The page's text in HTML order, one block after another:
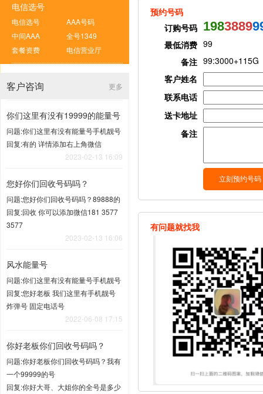
电信选号
电信选号
AAA号码
中间AAA
全号1349
套餐资费
电信营业厅
更多
客户咨询
你们这里有没有19999的能量号
问题:你们这里有没有能量号手机靓号
回复:有的 详情添加右上角微信
2023-02-13 16:09
您好你们回收号码吗？
问题:您好你们回收号码吗？89888的
回复:回收 你可以添加微信181 3577
3577
2023-02-13 16:06
风水能量号
问题:你们这里有没有能量号手机靓号
回复:您好老板 我们这里有手机靓号
炸弹号 固定电话号
2022-06-08 17:15
你好老板你们回收号码吗？
问题:你好老板你们回收号码吗？我有
一个99999的号
回复:你好大哥、大姐你的全号是多少
预约号码
订购号码 1983889
最低消费 99
备注 99:3000+115G
客户姓名
联系电话
送卡地址
备注
有问题就找我